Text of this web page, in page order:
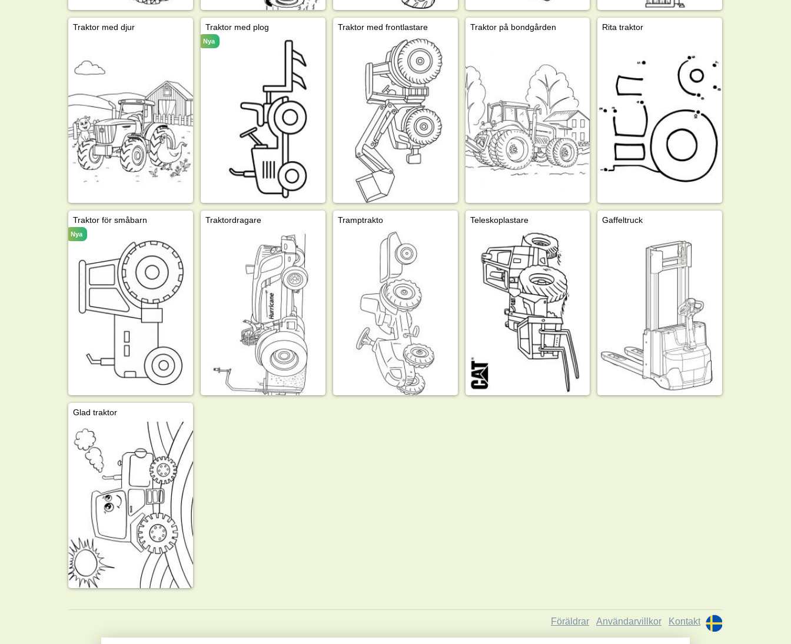
Traktor med djur Traktor med plog
Nya
Traktor med frontlastare Traktor på bondgården Rita traktor
Traktor för småbarn
Nya
Traktordragare Tramptrakto Teleskoplastare Gaffeltruck
Glad traktor
Föräldrar Användarvillkor Kontakt